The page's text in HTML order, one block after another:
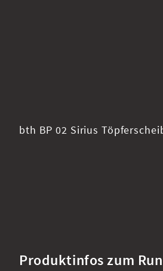
bth BP 02 Sirius
Produktinfos zum